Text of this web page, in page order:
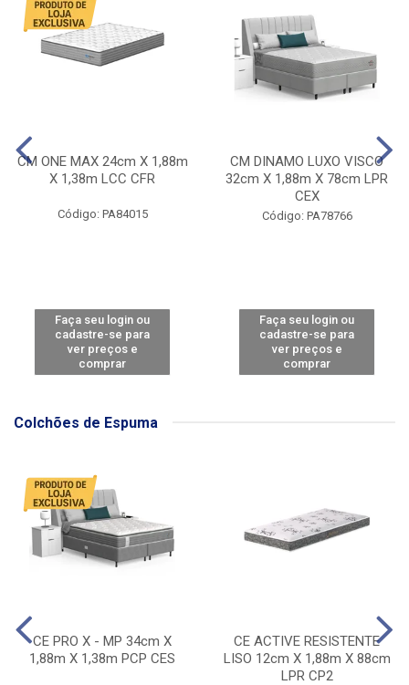
CM ONE MAX 24cm X 1,88m
X 1,38m LCC CFR
Código: PA84015
Faça seu login ou
cadastre-se para
ver preços e
comprar
CM DINAMO LUXO VISCO
32cm X 1,88m X 78cm LPR
CEX
Código: PA78766
Faça seu login ou
cadastre-se para
ver preços e
comprar
Colchões de Espuma
CE PRO X - MP 34cm X
1,88m X 1,38m PCP CES
CE ACTIVE RESISTENTE
LISO 12cm X 1,88m X 88cm
LPR CP2